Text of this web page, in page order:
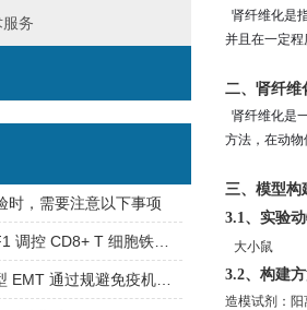
肾纤维化是
并且在一定
二、 肾纤维
肾纤维化是
方法，在动
三、 模型构
3.1、实验
大小鼠
3.2、构建
造模试剂：阳
务
时，需要注意以下事项